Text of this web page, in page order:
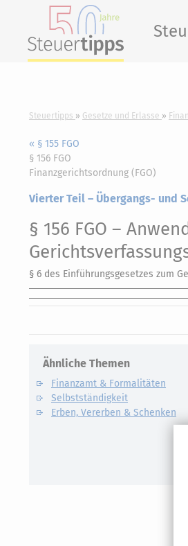
Steuertipps Gesetze und Erlasse
« § 155 FGO
§ 156 FGO
Finanzgerichtsordnung (FGO)
Vierter Teil – Übergangs- und
§ 156 FGO –
§ 6 des Einführungsgesetzes zum
Ähnliche Themen
Finanzamt & Formalitäten
Selbstständigkeit
Erben, Vererben & Schenken